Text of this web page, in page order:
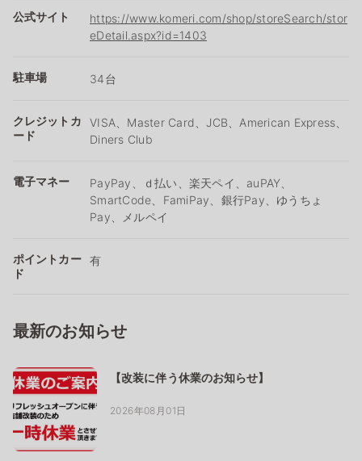
公式サイト
https://www.komeri.com/shop/storeSearch/stor
eDetail.aspx?id=1403
駐車場 34台
クレジットカ
ード
VISA、Master Card、JCB、American Express、
Diners Club
電子マネー
PayPay、ｄ払い、楽天ペイ、auPAY、
SmartCode、FamiPay、銀行Pay、ゆうちょ
Pay、メルペイ
ポイントカー
ド
有
最新のお知らせ
【改装に伴う休業のお知らせ】
2026年08月01日